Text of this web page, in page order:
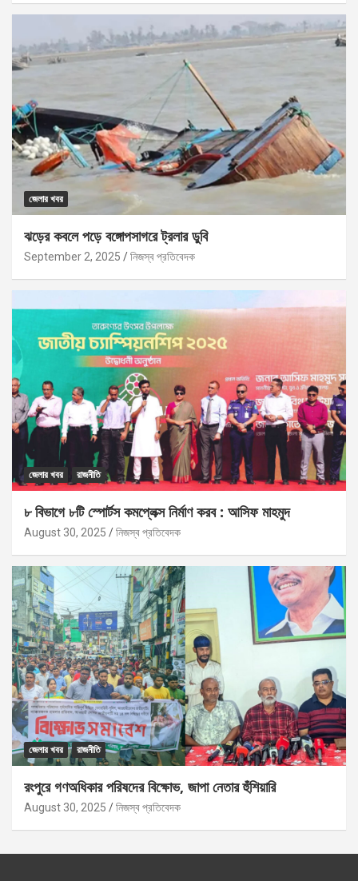
জেলার খবর
ঝড়ের কবলে পড়ে বঙ্গোপসাগরে ট্রলার ডুবি
September 2, 2025 নিজস্ব প্রতিবেদক
জেলার খবর রাজনীতি
৮ বিভাগে ৮টি স্পোর্টস কমপ্লেক্স নির্মাণ করব : আসিফ মাহমুদ
August 30, 2025 নিজস্ব প্রতিবেদক
জেলার খবর রাজনীতি
রংপুরে গণঅধিকার পরিষদের বিক্ষোভ, জাপা নেতার হুঁশিয়ারি
August 30, 2025 নিজস্ব প্রতিবেদক